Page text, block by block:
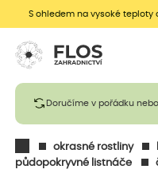
S ohledem na vysoké
Doručíme v pořádku
okrasné rostliny
půdopokryvné listnáče